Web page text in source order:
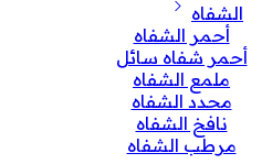
الشفاه
أحمر الشفاه
أحمر شفاه سائل
ملمع الشفاه
محدد الشفاه
نافخ الشفاه
مرطب الشفاه